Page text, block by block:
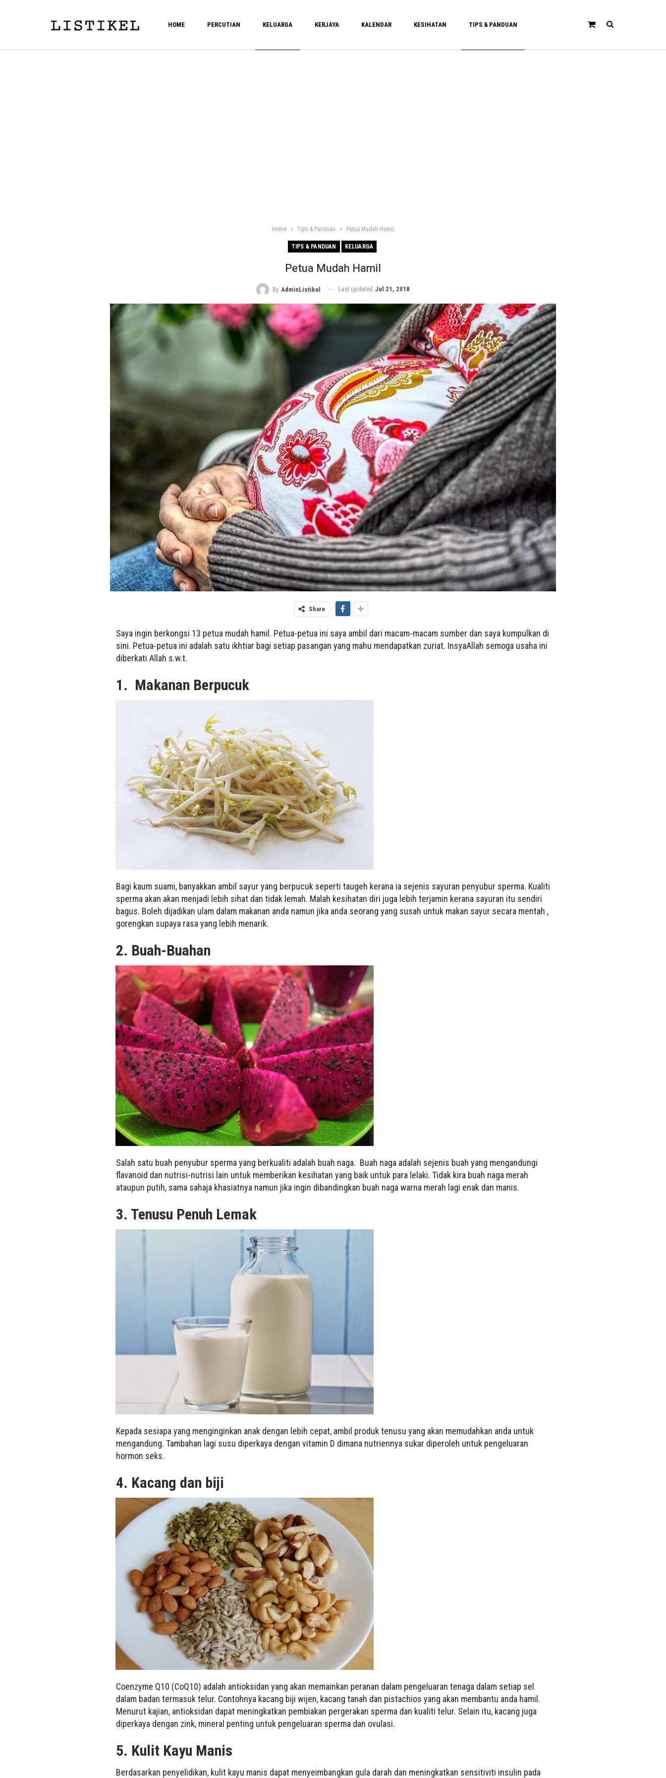
HOME PERCUTIAN KELUARGA KERJAYA KALENDAR KESIHATAN TIPS & PANDUAN
Home Tips & Panduan Petua Mudah Hamil
TIPS & PANDUAN KELUARGA
Petua Mudah Hamil
By AdminListikel Last updated Jul 21, 2018
Share
Saya ingin berkongsi 13 petua mudah hamil. Petua-petua ini saya ambil dari macam-macam sumber dan saya kumpulkan di
sini. Petua-petua ini adalah satu ikhtiar bagi setiap pasangan yang mahu mendapatkan zuriat. InsyaAllah semoga usaha ini
diberkati Allah s.w.t.
1. Makanan Berpucuk
Bagi kaum suami, banyakkan ambil sayur yang berpucuk seperti taugeh kerana ia sejenis sayuran penyubur sperma. Kualiti
sperma akan akan menjadi lebih sihat dan tidak lemah. Malah kesihatan diri juga lebih terjamin kerana sayuran itu sendiri
bagus. Boleh dijadikan ulam dalam makanan anda namun jika anda seorang yang susah untuk makan sayur secara mentah ,
gorengkan supaya rasa yang lebih menarik.
2. Buah-Buahan
Salah satu buah penyubur sperma yang berkualiti adalah buah naga. Buah naga adalah sejenis buah yang mengandungi
flavanoid dan nutrisi-nutrisi lain untuk memberikan kesihatan yang baik untuk para lelaki. Tidak kira buah naga merah
ataupun putih, sama sahaja khasiatnya namun jika ingin dibandingkan buah naga warna merah lagi enak dan manis.
3. Tenusu Penuh Lemak
Kepada sesiapa yang menginginkan anak dengan lebih cepat, ambil produk tenusu yang akan memudahkan anda untuk
mengandung. Tambahan lagi susu diperkaya dengan vitamin D dimana nutriennya sukar diperoleh untuk pengeluaran
hormon seks.
4. Kacang dan biji
Coenzyme Q10 (CoQ10) adalah antioksidan yang akan memainkan peranan dalam pengeluaran tenaga dalam setiap sel
dalam badan termasuk telur. Contohnya kacang biji wijen, kacang tanah dan pistachios yang akan membantu anda hamil.
Menurut kajian, antioksidan dapat meningkatkan pembiakan pergerakan sperma dan kualiti telur. Selain itu, kacang juga
diperkaya dengan zink, mineral penting untuk pengeluaran sperma dan ovulasi.
5. Kulit Kayu Manis
Berdasarkan penyelidikan, kulit kayu manis dapat menyeimbangkan gula darah dan meningkatkan sensitiviti insulin pada